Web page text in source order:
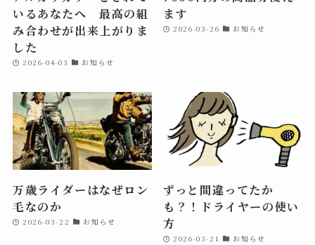
いるあなたへ 最高の組
み合わせが出来上がりま
した
2026-04-03 お知らせ
ます
2026-03-26 お知らせ
万歳ライダーはなぜロン
毛なのか
2026-03-22 お知らせ
ずっと間違ってたか
も？！ドライヤーの使い
方
2026-03-21 お知らせ